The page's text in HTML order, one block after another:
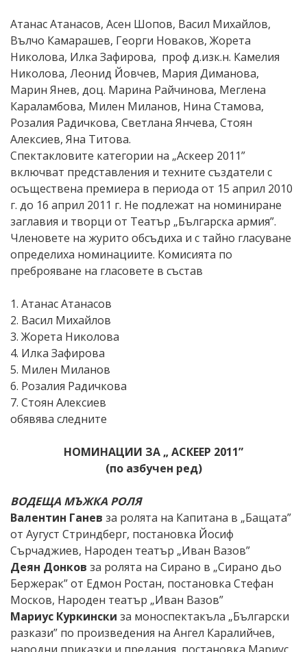
Атанас Атанасов, Асен Шопов, Васил Михайлов,
Вълчо Камарашев, Георги Новаков, Жорета
Николова, Илка Зафирова, проф д.изк.н. Камелия
Николова, Леонид Йовчев, Мария Диманова,
Марин Янев, доц. Марина Райчинова, Меглена
Караламбова, Милен Миланов, Нина Стамова,
Розалия Радичкова, Светлана Янчева, Стоян
Алексиев, Яна Титова.
Спектакловите категории на „Аскеер 2011”
включват представления и техните създатели с
осъществена премиера в периода от 15 април 2010
г. до 16 април 2011 г. Не подлежат на номиниране
заглавия и творци от Театър „Българска армия”.
Членовете на журито обсъдиха и с тайно гласуване
определиха номинациите. Комисията по
преброяване на гласовете в състав
1. Атанас Атанасов
2. Васил Михайлов
3. Жорета Николова
4. Илка Зафирова
5. Милен Миланов
6. Розалия Радичкова
7. Стоян Алексиев
обявява следните
НОМИНАЦИИ ЗА „ АСКЕЕР 2011”
(по азбучен ред)
ВОДЕЩА МЪЖКА РОЛЯ
Валентин Ганев за ролята на Капитана в „Бащата”
от Аугуст Стриндберг, постановка Йосиф
Сърчаджиев, Народен театър „Иван Вазов”
Деян Донков за ролята на Сирано в „Сирано дьо
Бержерак” от Едмон Ростан, постановка Стефан
Москов, Народен театър „Иван Вазов”
Мариус Куркински за моноспектакъла „Български
разкази” по произведения на Ангел Каралийчев,